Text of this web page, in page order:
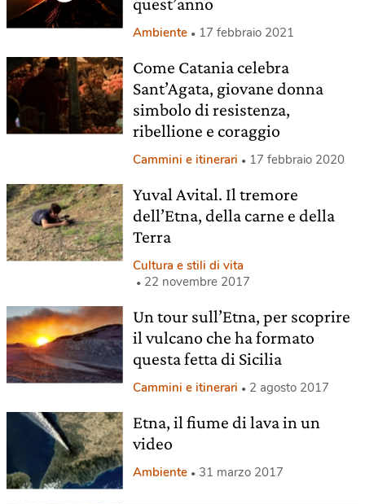
Ambiente 17 febbraio 2021
Come Catania celebra
Sant’Agata, giovane donna
simbolo di resistenza,
ribellione e coraggio
Cammini e itinerari 17 febbraio 2020
Yuval Avital. Il tremore
dell’Etna, della carne e della
Terra
Cultura e stili di vita
22 novembre 2017
Un tour sull’Etna, per scoprire
il vulcano che ha formato
questa fetta di Sicilia
Cammini e itinerari 2 agosto 2017
Etna, il fiume di lava in un
video
Ambiente 31 marzo 2017